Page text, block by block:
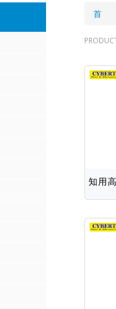
面
包
屑
首
知用